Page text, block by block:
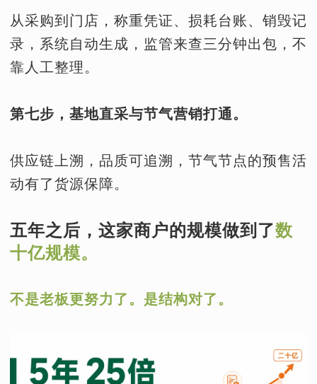
从采购到门店，称重凭证、损耗台账、销毁记
录，系统自动生成，监管来查三分钟出包，不
靠人工整理。
第七步，基地直采与节气营销打通。
供应链上溯，品质可追溯，节气节点的预售活
动有了货源保障。
五年之后，这家商户的规模做到了数
十亿规模。
不是老板更努力了。是结构对了。